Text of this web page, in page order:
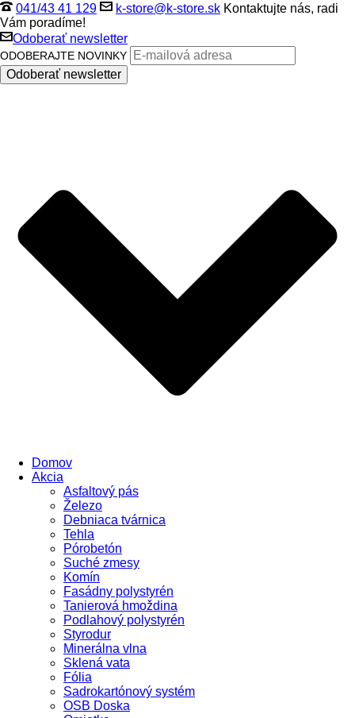
041/43 41 129 k-store@k-store.sk Kontaktujte nás, radi
Vám poradíme!
Odoberať newsletter
ODOBERAJTE NOVINKY
Domov
Akcia
Asfaltový pás
Železo
Debniaca tvárnica
Tehla
Pórobetón
Suché zmesy
Komín
Fasádny polystyrén
Tanierová hmoždina
Podlahový polystyrén
Styrodur
Minerálna vlna
Sklená vata
Fólia
Sadrokartónový systém
OSB Doska